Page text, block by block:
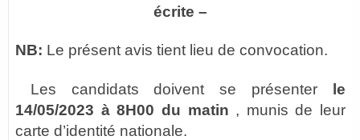
écrite –
NB: Le présent avis tient lieu de convocation.
Les candidats doivent se présenter le
14/05/2023 à 8H00 du matin , munis de leur
carte d’identité nationale.